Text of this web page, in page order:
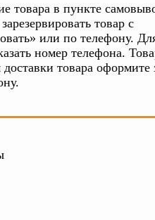
товара в пункте
товар с
или по телефону.
номер телефона.
товара оформите